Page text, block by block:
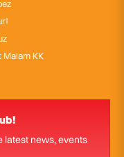
Malam KK
latest news, events